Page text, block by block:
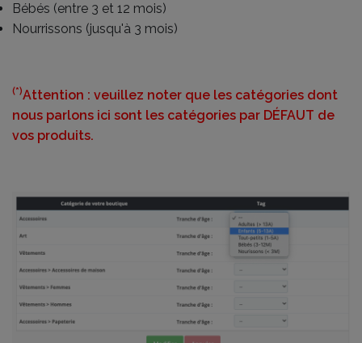
Bébés (entre 3 et 12 mois)
Nourrissons (jusqu'à 3 mois)
(*)Attention : veuillez noter que les catégories dont
nous parlons ici sont les catégories par DÉFAUT de
vos produits.